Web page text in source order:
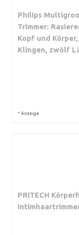
Philips
Trimmer:
Kopf und
Klingen, zwölf
* Anzeige
PRITECH